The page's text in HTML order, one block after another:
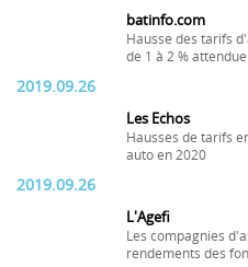
batinfo.com
Hausse des tarifs
de 1 à 2 %
2019.09.26
Les Echos
Hausses de tarifs
auto en 2020
2019.09.26
L'Agefi
Les compagnies
rendements des